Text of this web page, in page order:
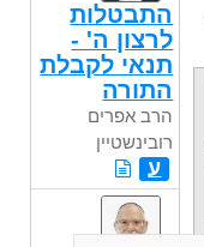
התבטלות
לרצון ה' -
תנאי לקבלת
התורה
הרב אפרים
רובינשטיין
ע